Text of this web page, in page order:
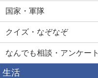
国家・軍隊
クイズ・なぞなぞ
なんでも相談・アンケート
生活